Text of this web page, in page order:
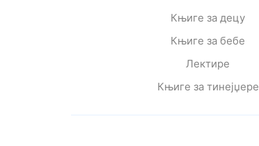
Књиге за децу
Књиге за бебе
Лектире
Књиге за тинејџере